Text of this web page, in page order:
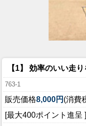
【1】 効率のいい走
763-1
販売価格8,000円 (消費
[最大400ポイント進呈 ]